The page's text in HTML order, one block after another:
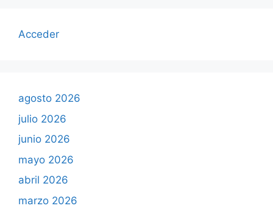
Acceder
agosto 2026
julio 2026
junio 2026
mayo 2026
abril 2026
marzo 2026